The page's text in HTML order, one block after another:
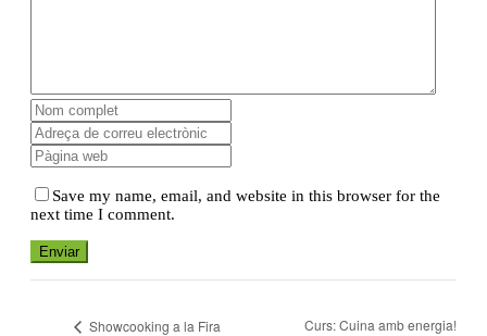
Save my name, email, and website in this browser for the
next time I comment.
Showcooking a la Fira
Curs: Cuina amb energia!